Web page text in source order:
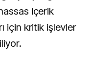
içerik
için kritik işlevler